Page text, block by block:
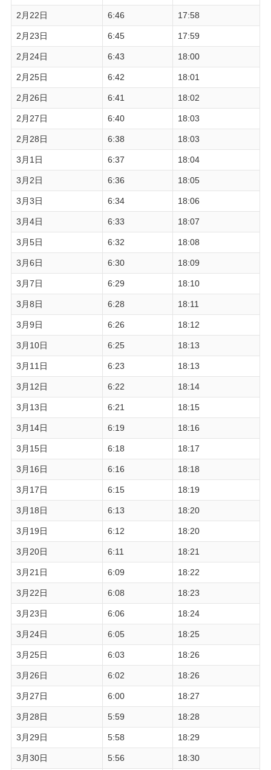
2月22日 6:46 17:58
2月23日 6:45 17:59
2月24日 6:43 18:00
2月25日 6:42 18:01
2月26日 6:41 18:02
2月27日 6:40 18:03
2月28日 6:38 18:03
3月1日 6:37 18:04
3月2日 6:36 18:05
3月3日 6:34 18:06
3月4日 6:33 18:07
3月5日 6:32 18:08
3月6日 6:30 18:09
3月7日 6:29 18:10
3月8日 6:28 18:11
3月9日 6:26 18:12
3月10日 6:25 18:13
3月11日 6:23 18:13
3月12日 6:22 18:14
3月13日 6:21 18:15
3月14日 6:19 18:16
3月15日 6:18 18:17
3月16日 6:16 18:18
3月17日 6:15 18:19
3月18日 6:13 18:20
3月19日 6:12 18:20
3月20日 6:11 18:21
3月21日 6:09 18:22
3月22日 6:08 18:23
3月23日 6:06 18:24
3月24日 6:05 18:25
3月25日 6:03 18:26
3月26日 6:02 18:26
3月27日 6:00 18:27
3月28日 5:59 18:28
3月29日 5:58 18:29
3月30日 5:56 18:30